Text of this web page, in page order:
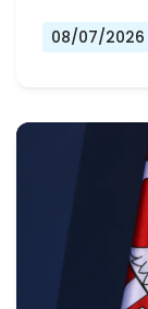
08/07/2026